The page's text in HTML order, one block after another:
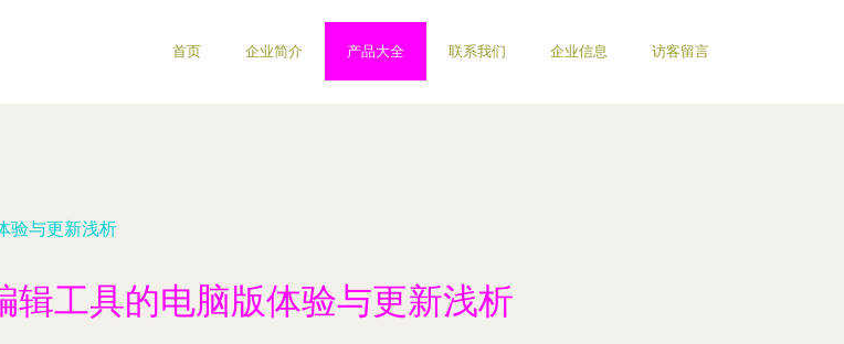
首页 企业简介 产品大全 联系我们 企业信息 访客留言
验与更新浅析
辑工具的电脑版体验与更新浅析